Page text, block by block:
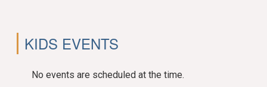
KIDS EVENTS
No events are scheduled at the time.